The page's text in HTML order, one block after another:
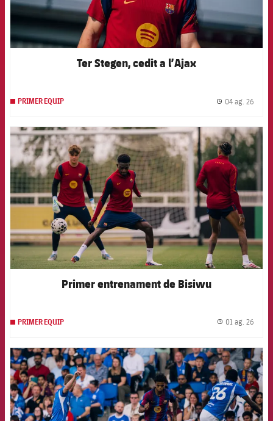
Ter Stegen, cedit a l’Ajax
PRIMER EQUIP 04 ag. 26
FCB Barcelona badge
Primer entrenament de Bisiwu
PRIMER EQUIP 01 ag. 26
FCB Barcelona badge